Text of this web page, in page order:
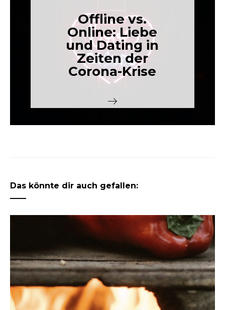
Offline vs.
Online: Liebe
und Dating in
Zeiten der
Corona-Krise
Das könnte dir auch gefallen: